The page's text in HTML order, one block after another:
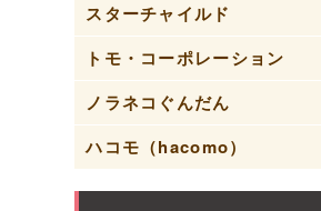
スターチャイルド
トモ・コーポレーション
ノラネコぐんだん
ハコモ（hacomo）